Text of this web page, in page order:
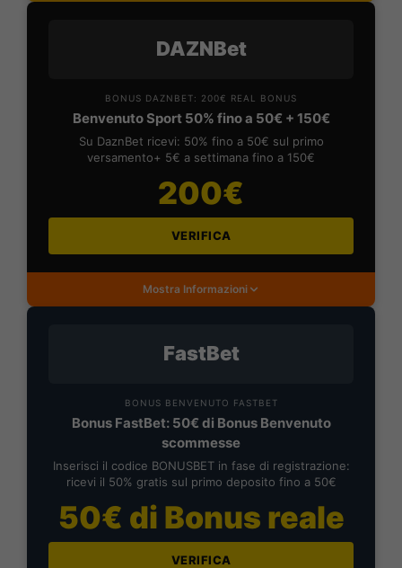
DAZNBet
BONUS DAZNBET: 200€ REAL BONUS
Benvenuto Sport 50% fino a 50€ + 150€
Su DaznBet ricevi: 50% fino a 50€ sul primo
versamento+ 5€ a settimana fino a 150€
200€
VERIFICA
Mostra Informazioni
FastBet
BONUS BENVENUTO FASTBET
Bonus FastBet: 50€ di Bonus Benvenuto
scommesse
Inserisci il codice BONUSBET in fase di registrazione:
ricevi il 50% gratis sul primo deposito fino a 50€
50€ di Bonus reale
VERIFICA